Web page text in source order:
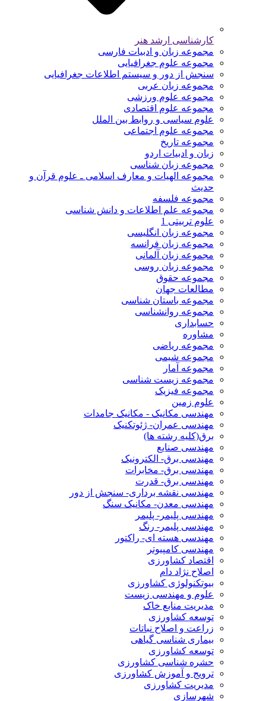
کارشناسی ارشد هنر
مجموعه زبان و ادبیات فارسی
مجموعه علوم جغرافیایی
سنجش از دور و سیستم اطلاعات جغرافیایی
مجموعه زبان عربی
مجموعه علوم ورزشی
مجموعه علوم اقتصادی
علوم سیاسی و روابط بین الملل
مجموعه علوم اجتماعی
مجموعه تاریخ
زبان و ادبیات اردو
مجموعه زبان شناسی
مجموعه الهیات و معارف اسلامی ـ علوم قرآن و
حدیث
مجموعه فلسفه
مجموعه علم اطلاعات و دانش شناسی
علوم تربیتی 1
مجموعه زبان انگلیسی
مجموعه زبان فرانسه
مجموعه زبان آلمانی
مجموعه زبان روسی
مجموعه حقوق
مطالعات جهان
مجموعه باستان شناسی
مجموعه روانشناسی
حسابداری
مشاوره
مجموعه ریاضی
مجموعه شیمی
مجموعه آمار
مجموعه زیست شناسی
مجموعه فیزیک
علوم زمین
مهندسی مکانیک - مکانیک جامدات
مهندسی عمران- ژئوتکنیک
برق(کلیه رشته ها)
مهندسی صنایع
مهندسی برق- الکترونیک
مهندسی برق- مخابرات
مهندسی برق- قدرت
مهندسی نقشه برداری- سنجش از دور
مهندسی معدن- مکانیک سنگ
مهندسی پلیمر- پلیمر
مهندسی پلیمر- رنگ
مهندسی هسته ای- راکتور
مهندسی کامپیوتر
اقتصاد کشاورزی
اصلاح نژاد دام
بیوتکنولوژی کشاورزی
علوم و مهندسی زیست
مدیریت منابع خاک
توسعه کشاورزی
زراعت و اصلاح نباتات
بیماری شناسی گیاهی
توسعه کشاورزی
حشره شناسی کشاورزی
ترویج و آموزش کشاورزی
مدیریت کشاورزی
شهرسازی